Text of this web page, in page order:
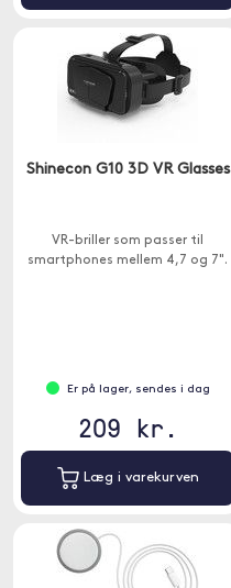
Shinecon G10 3D VR Glasses
VR-briller som passer til
smartphones mellem 4,7 og 7".
Er på lager, sendes i dag
209 kr.
Læg i varekurven